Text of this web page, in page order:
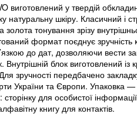
у твердій
натуральну шкіру. Класичний і
золота тонування зрізу
формат поєднує
до дат, дозволяючи вести
блок виготовлений із
зручності передбачено
України та Європи. Упаковка —
для особистої
книгу для контактів.